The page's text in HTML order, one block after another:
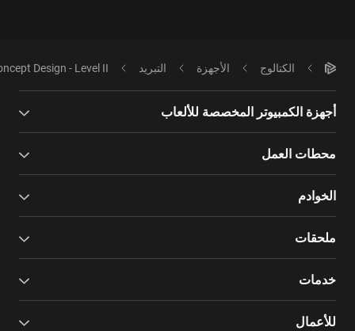
الكتالوج الأجهزة التبريد Design - Level II
أجهزة الكمبيوتر المخصصة للألعاب
محطات العمل
الخوادم
ملحقات
خدمات
للأعمال